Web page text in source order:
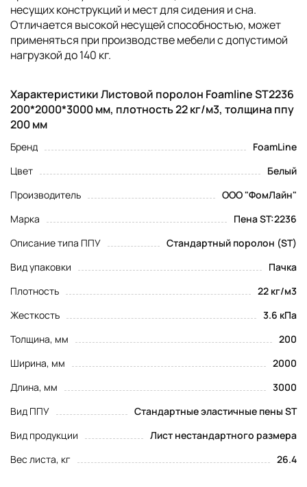
несущих конструкций и мест для сидения и сна.
Отличается высокой несущей способностью, может
применяться при производстве мебели с допустимой
нагрузкой до 140 кг.
Характеристики Листовой поролон Foamline ST2236
200*2000*3000 мм, плотность 22 кг/м3, толщина ппу
200 мм
Бренд
FoamLine
Цвет
Белый
Производитель
ООО "ФомЛайн"
Марка
Пена ST:2236
Описание типа ППУ
Стандартный поролон (ST)
Вид упаковки
Пачка
Плотность
22 кг/м3
Жесткость
3.6 кПа
Толщина, мм
200
Ширина, мм
2000
Длина, мм
3000
Вид ППУ
Стандартные эластичные пены ST
Вид продукции
Лист нестандартного размера
Вес листа, кг
26.4